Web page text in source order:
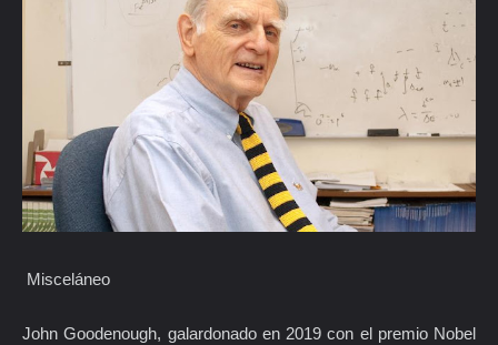
Misceláneo
John Goodenough, galardonado en 2019 con el premio Nobel